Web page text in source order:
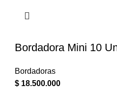
Bordadora Mini 10
Bordadoras
$ 18.500.000